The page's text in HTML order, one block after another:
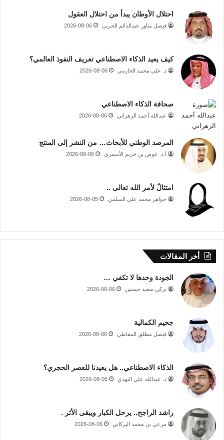
احتلال الأوطان يبدأ من احتلال العقول
فيصل مناور عبدالدائم الحربي 2026-08-06
كيف يعيد الذكاء الاصطناعي تعريف النفوذ العالمي؟
د. علي محمد الحازمي 2026-08-06
صحافة الذكاء الاصطناعي
عبدالله أحمد الزهراني 2026-08-06
المرصد الوطني للأبحاث… من النشر إلى المنتج
أ.د. عوض بن خزيم الأسمري 2026-08-06
امتثالٌ لأمر الله تعالى ..
جواهر محمد علي السلمي 2026-08-05
أخر المقالات
الجودة وحدها لا تكفي …
تركي سعيد حسنين 2026-08-06
جحيم الكمالية
فيصل مطلق المقاطي 2026-08-06
الذكاء الاصطناعي.. هل يعيدنا للعصر الحجري؟
د. عبدالله علي النهدي 2026-08-06
راشد الراجح.. يرحل الكبار ويبقى الأثر .
مرعي بن محمد البركاتي 2026-08-06